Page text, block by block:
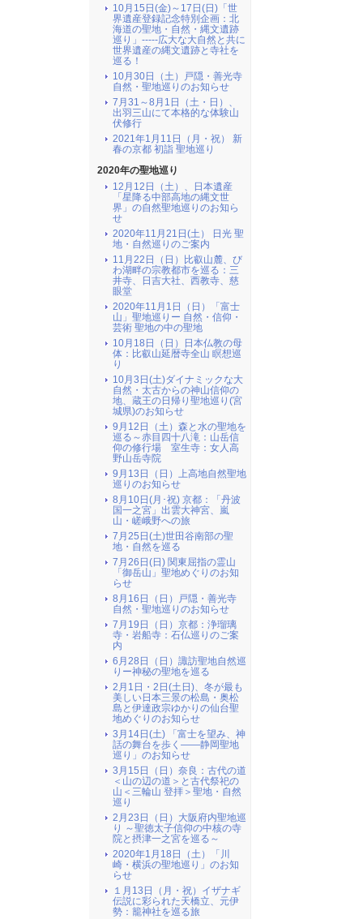
10月15日(金)～17日(日)「世
界遺産登録記念特別企画：北
海道の聖地・自然・縄文遺跡
巡り」-----広大な大自然と共に
世界遺産の縄文遺跡と寺社を
巡る！
10月30日（土）戸隠・善光寺
自然・聖地巡りのお知らせ
7月31～8月1日（土・日）、
出羽三山にて本格的な体験山
伏修行
2021年1月11日（月・祝） 新
春の京都 初詣 聖地巡り
2020年の聖地巡り
12月12日（土）、日本遺産
「星降る中部高地の縄文世
界」の自然聖地巡りのお知ら
せ
2020年11月21日(土） 日光 聖
地・自然巡りのご案内
11月22日（日）比叡山麓、び
わ湖畔の宗教都市を巡る：三
井寺、日吉大社、西教寺、慈
眼堂
2020年11月1日（日）「富士
山」聖地巡りー 自然・信仰・
芸術 聖地の中の聖地
10月18日（日）日本仏教の母
体：比叡山延暦寺全山 瞑想巡
り
10月3日(土)ダイナミックな大
自然・太古からの神山信仰の
地、蔵王の日帰り聖地巡り(宮
城県)のお知らせ
9月12日（土）森と水の聖地を
巡る～赤目四十八滝：山岳信
仰の修行場 室生寺：女人高
野山岳寺院
9月13日（日）上高地自然聖地
巡りのお知らせ
8月10日(月･祝) 京都：「丹波
国一之宮」出雲大神宮、嵐
山・嵯峨野への旅
7月25日(土)世田谷南部の聖
地・自然を巡る
7月26日(日) 関東屈指の霊山
「御岳山」聖地めぐりのお知
らせ
8月16日（日）戸隠・善光寺
自然・聖地巡りのお知らせ
7月19日（日）京都：浄瑠璃
寺・岩船寺：石仏巡りのご案
内
6月28日（日）諏訪聖地自然巡
りー神秘の聖地を巡る
2月1日・2日(土日)、冬が最も
美しい日本三景の松島・奥松
島と伊達政宗ゆかりの仙台聖
地めぐりのお知らせ
3月14日(土) 「富士を望み、神
話の舞台を歩く――静岡聖地
巡り」のお知らせ
3月15日（日）奈良：古代の道
＜山の辺の道＞と古代祭祀の
山＜三輪山 登拝＞聖地・自然
巡り
2月23日（日）大阪府内聖地巡
り ～聖徳太子信仰の中核の寺
院と摂津一之宮を巡る～
2020年1月18日（土）「川
崎・横浜の聖地巡り」のお知
らせ
１月13日（月・祝）イザナギ
伝説に彩られた天橋立、元伊
勢：籠神社を巡る旅